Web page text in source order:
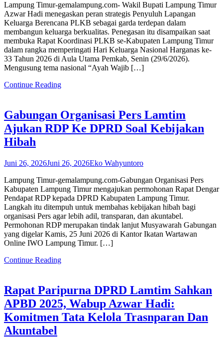
Lampung Timur-gemalampung.com- Wakil Bupati Lampung Timur
Azwar Hadi menegaskan peran strategis Penyuluh Lapangan
Keluarga Berencana PLKB sebagai garda terdepan dalam
membangun keluarga berkualitas. Penegasan itu disampaikan saat
membuka Rapat Koordinasi PLKB se-Kabupaten Lampung Timur
dalam rangka memperingati Hari Keluarga Nasional Harganas ke-
33 Tahun 2026 di Aula Utama Pemkab, Senin (29/6/2026).
Mengusung tema nasional “Ayah Wajib […]
Continue Reading
Gabungan Organisasi Pers Lamtim
Ajukan RDP Ke DPRD Soal Kebijakan
Hibah
Juni 26, 2026Juni 26, 2026Eko Wahyuntoro
Lampung Timur-gemalampung.com-Gabungan Organisasi Pers
Kabupaten Lampung Timur mengajukan permohonan Rapat Dengar
Pendapat RDP kepada DPRD Kabupaten Lampung Timur.
Langkah itu ditempuh untuk membahas kebijakan hibah bagi
organisasi Pers agar lebih adil, transparan, dan akuntabel.
Permohonan RDP merupakan tindak lanjut Musyawarah Gabungan
yang digelar Kamis, 25 Juni 2026 di Kantor Ikatan Wartawan
Online IWO Lampung Timur. […]
Continue Reading
Rapat Paripurna DPRD Lamtim Sahkan
APBD 2025, Wabup Azwar Hadi:
Komitmen Tata Kelola Trasnparan Dan
Akuntabel